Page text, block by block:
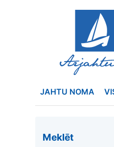
JAHTU NOMA
Meklēt